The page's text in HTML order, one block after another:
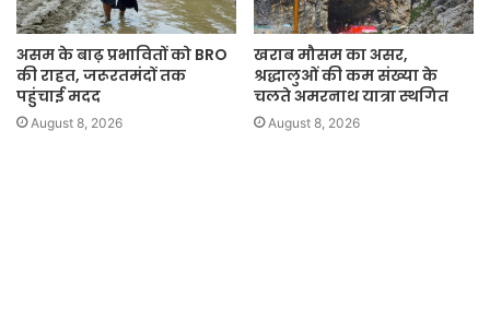
असम के बाढ़ प्रभावितों को BRO
की राहत, जरूरतमंदों तक
पहुंचाई मदद
August 8, 2026
खराब मौसम का असर,
श्रद्धालुओं की कम संख्या के
चलते अमरनाथ यात्रा स्थगित
August 8, 2026